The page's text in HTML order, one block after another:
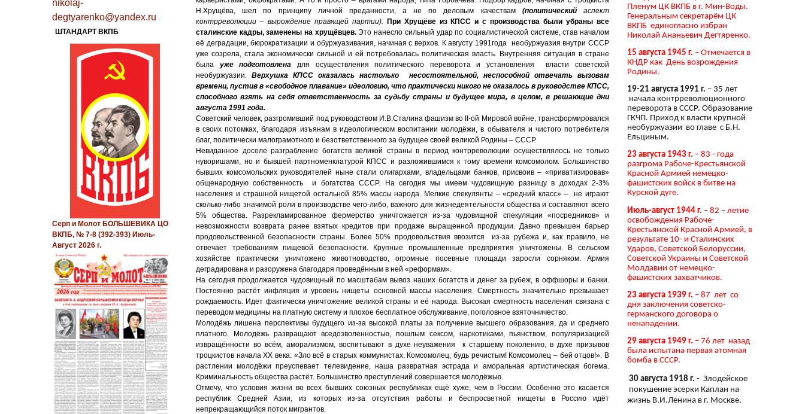
Н.Хрущёва, шел по принципу личной преданности, а не по деловым качествам (политическийаспект
контрреволюции – вырождение правящей партии). При Хрущёве из КПСС и с производства были убраны все
сталинские кадры, заменены на хрущёвцев.Это нанесло сильный удар по социалистической системе, став началом
её деградации, бюрократизации и обуржуазивания, начиная с верхов. К августу 1991года необуржуазия внутри СССР
уже созрела, стала экономически сильной и ей потребовалась политическая власть. Внутренняя ситуация в стране
была уже подготовлена для осуществления политического переворота и установления власти советской
необуржуазии.Верхушка КПСС оказалась настолько несостоятельной, неспособной отвечать вызовам
времени, пустив в «свободное плавание» идеологию, что практически никого не оказалось в руководстве КПСС,
способного взять на себя ответственность за судьбу страны и будущее мира, в целом, в решающие дни
августа 1991 года.
Советский человек, разгромивший под руководством И.В.Сталина фашизм во II-ой Мировой войне, трансформировался
в своих потомках, благодаря изъянам в идеологическом воспитании молодёжи, в обывателя и чистого потребителя
благ, политически малограмотного и безответственного за будущее своей великой Родины – СССР.
Невиданное доселе разграбление богатств великой страны в период контрреволюции осуществлялось не только
нуворишами, но и бывшей партноменклатурой КПСС и разложившимся к тому времени комсомолом. Большинство
бывших комсомольских руководителей ныне стали олигархами, владельцами банков, присвоив – «приватизировав»
общенародную собственность и богатства СССР. На сегодня мы имеем чудовищную разницу в доходах 2-3%
населения и страшной нищетой остальной 85% массы народа. Мелкие спекулянты – «средний класс» – не играют
сколько-либо значимой роли в производстве чего-либо, важного для жизнедеятельности общества и составляют всего
5% общества. Разрекламированное фермерство уничтожается из-за чудовищной спекуляции «посредников» и
невозможности возврата ранее взятых кредитов при продаже выращенной продукции. Давно превышен барьер
продовольственной безопасности страны. Более 50% продовольствия ввозится из-за рубежа и, как правило, не
отвечает требованиям пищевой безопасности. Крупные промышленные предприятия уничтожены. В сельском
хозяйстве практически уничтожено животноводство, огромные посевные площади заросли сорняком. Армия
деградирована и разоружена благодаря проведённым в ней «реформам».
На сегодня продолжается чудовищный по масштабам вывоз наших богатств и денег за рубеж, в оффшоры и банки.
Постоянно растёт инфляция и уровень нищеты основной массы населения. Смертность значительно превышает
рождаемость. Идет фактически уничтожение великой страны и её народа. Высокая смертность населения связана с
переводом медицины на платную систему и плохое бесплатное обслуживание, поголовное взяточничество.
Молодёжь лишена перспективы будущего из-за высокой платы за получение высшего образования, да и среднего
платного. Молодёжь развращают вседозволенностью, пошлым сексом, наркотиками, пьянством, популяризацией
извращённости во всём, аморализмом, воспитывают в духе неуважения к старшему поколению, в духе призывов
троцкистов начала ХХ века: «Зло всё в старых коммунистах. Комсомолец, будь речистым! Комсомолец – бей отцов!». В
растлении молодёжи преуспевает телевидение, наша развратная эстрада и аморальная артистическая богема.
Криминальность общества растёт. Большинство преступлений совершается молодёжью.
Отмечу, что условия жизни во всех бывших союзных республиках ещё хуже, чем в России. Особенно это касается
республик Средней Азии, из которых из-за отсутствия работы и беспросветной нищеты в Россию идёт
непрекращающийся поток мигрантов.
nikolaj-
degtyarenko@yandex.ru
ШТАНДАРТ ВКПБ
Серп и Молот БОЛЬШЕВИКА ЦО
ВКПБ, № 7-8 (392-393) Июль-
Август 2026 г.
Пленум ЦК ВКПБ в г. Мин-Воды.
Генеральным секретарём ЦК
ВКПБ единогласно избран
Николай Ананьевич Дегтяренко.
15 августа 1945 г. – Отмечается в
КНДР как День возрождения
Родины.
19-21 августа 1991 г. – 35 лет
начала контрреволюционного
переворота в СССР. Образование
ГКЧП. Приход к власти крупной
необуржуазии во главе с Б.Н.
Ельциным.
23 августа 1943 г. – 83 - года
разгрома Рабоче-Крестьянской
Красной Армией немецко-
фашистских войск в битве на
Курской дуге.
Июль-август 1944 г. – 82 – летие
освобождения Рабоче-
Крестьянской Красной Армией, в
результате 10- и Сталинских
Ударов, Советской Белоруссии,
Советской Украины и Советской
Молдавии от немецко-
фашистских захватчиков.
23 августа 1939 г. – 87 лет со
дня заключения советско-
германского договора о
ненападении.
29 августа 1949 г. – 76 лет назад
была испытана первая атомная
бомба в СССР.
30 августа 1918 г. - Злодейское
покушение эсерки Каплан на
жизнь В.И.Ленина в г. Москве.